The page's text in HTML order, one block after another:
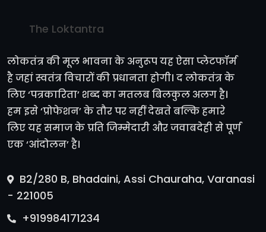
The Loktantra
लोकतंत्र की मूल भावना के अनुरूप यह ऐसा प्लेटफॉर्म
है जहां स्वतंत्र विचारों की प्रधानता होगी। द लोकतंत्र के
लिए ‘पत्रकारिता’ शब्द का मतलब बिलकुल अलग है।
हम इसे ‘प्रोफेशन’ के तौर पर नहीं देखते बल्कि हमारे
लिए यह समाज के प्रति जिम्मेदारी और जवाबदेही से पूर्ण
एक ‘आंदोलन’ है।
B2/280 B, Bhadaini, Assi Chauraha, Varanasi
- 221005
+919984171234